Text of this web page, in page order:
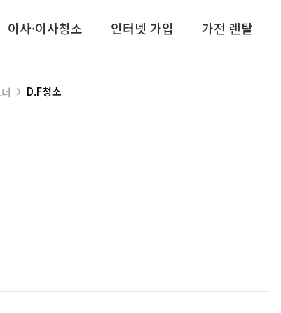
이사·이사청소 인터넷 가입 가전 렌탈
D.F청소